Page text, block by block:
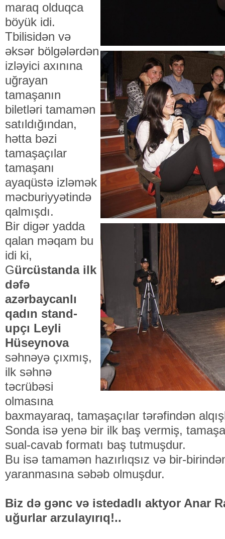
maraq olduqca
böyük idi.
Tbilisidən və
əksər bölgələrdən
izləyici axınına
uğrayan
tamaşanın
biletləri tamamən
satıldığından,
hətta bəzi
tamaşaçılar
tamaşanı
ayaqüstə izləmək
məcburiyyətində
qalmışdı.
Bir digər yadda
qalan məqam bu
idi ki,
Gürcüstanda ilk
dəfə
azərbaycanlı
qadın stand-
upçı Leyli
Hüseynova
səhnəyə çıxmış,
ilk səhnə
təcrübəsi
olmasına
baxmayaraq, tamaşaçılar tərəfindən
Sonda isə yenə bir ilk baş vermiş,
sual-cavab formatı baş tutmuşdur.
Bu isə tamamən hazırlıqsız və bir-
yaranmasına səbəb olmuşdur.
Biz də gənc və istedadlı aktyor Anar
uğurlar arzulayırıq!..